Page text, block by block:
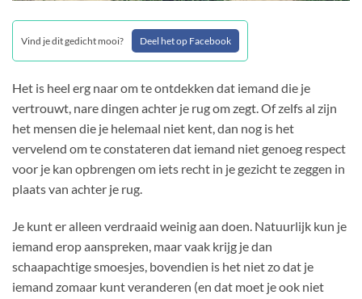
Vind je dit gedicht mooi? Deel het op Facebook
Het is heel erg naar om te ontdekken dat iemand die je
vertrouwt, nare dingen achter je rug om zegt. Of zelfs al zijn
het mensen die je helemaal niet kent, dan nog is het
vervelend om te constateren dat iemand niet genoeg respect
voor je kan opbrengen om iets recht in je gezicht te zeggen in
plaats van achter je rug.
Je kunt er alleen verdraaid weinig aan doen. Natuurlijk kun je
iemand erop aanspreken, maar vaak krijg je dan
schaapachtige smoesjes, bovendien is het niet zo dat je
iemand zomaar kunt veranderen (en dat moet je ook niet